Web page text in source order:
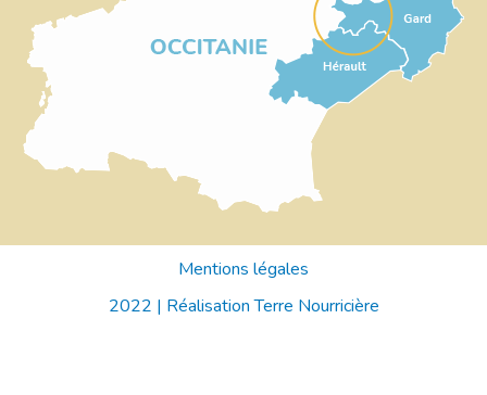
Mentions légales
2022 | Réalisation Terre Nourricière